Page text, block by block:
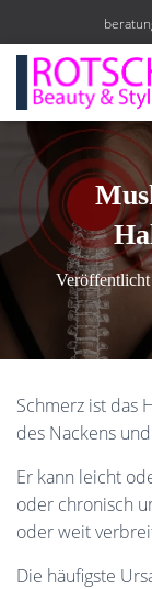
Schmerz ist das
des Nackens
Er kann leicht
oder chronisch
oder weit
Die häufigste